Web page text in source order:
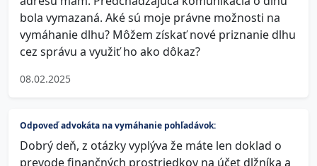
bola vymazaná. Aké sú moje právne možnosti na
vymáhanie dlhu? Môžem získať nové priznanie dlhu
cez správu a využiť ho ako dôkaz?
08.02.2025
Odpoveď advokáta na vymáhanie pohľadávok:
Dobrý deň, z otázky vyplýva že máte len doklad o
prevode finančných prostriedkov na účet dlžníka a